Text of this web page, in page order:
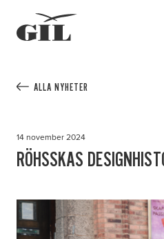
Ha assistans
Jobb
Kontakt
ALLA NYHETER
14 november 2024
RÖHSSKAS